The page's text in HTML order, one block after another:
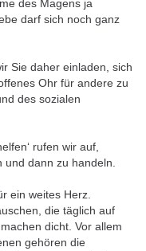
des Magens ja
darf sich noch ganz
Sie daher einladen, sich
Ohr für andere zu
des sozialen
rufen wir auf,
dann zu handeln.
ein weites Herz.
die täglich auf
dicht. Vor allem
gehören die